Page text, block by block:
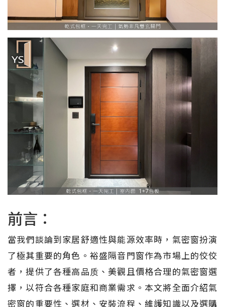
前言：
當我們談論到家居舒適性與能源效率時，氣密窗扮演
了極其重要的角色。裕盛隔音門窗作為市場上的佼佼
者，提供了各種高品质、美觀且價格合理的氣密窗選
擇，以符合各種家庭和商業需求。本文將全面介紹氣
密窗的重要性、選材、安裝流程、維護知識以及選購